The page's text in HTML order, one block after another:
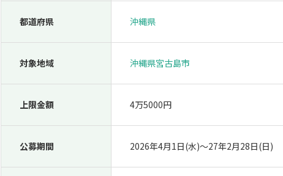
都道府県 沖縄県
対象地域 沖縄県宮古島市
上限金額 4万5000円
公募期間 2026年4月1日(水)〜27年2月28日(日)